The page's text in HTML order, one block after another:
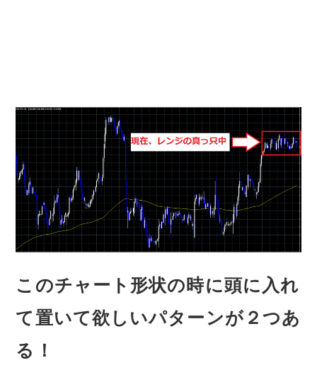
このチャート形状の時に頭に入れ
て置いて欲しいパターンが２つあ
る！